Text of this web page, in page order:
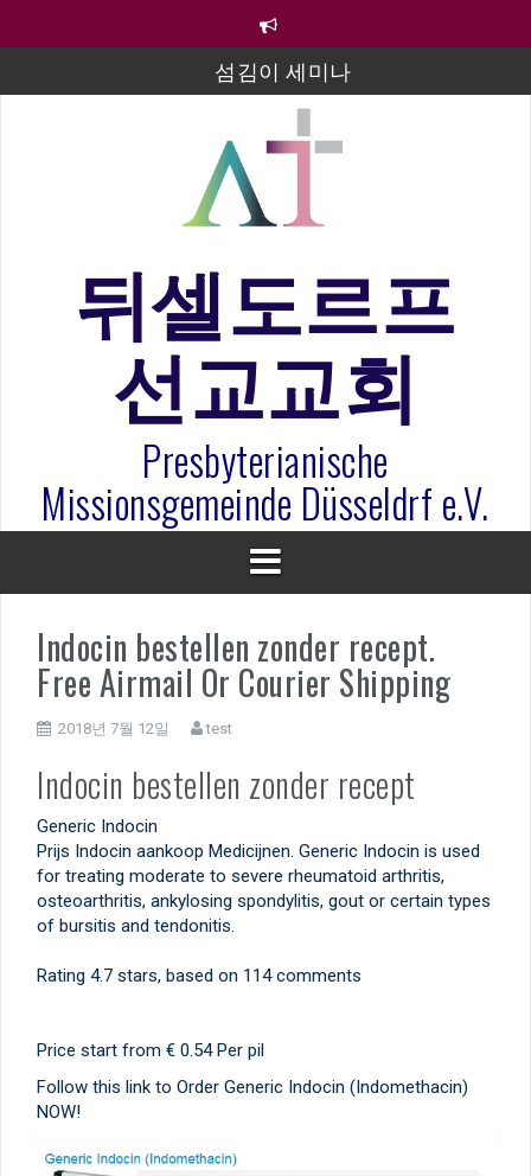
섬김이 세미나
김태희 자매 졸업연주
2023년 어린이 주일 유초등부 발표
라합3 나라 봉헌송
은퇴사-우선화 권사
20260322 주안에 가만히 머물기(요한복음 15:1-17) 손
훈목사
뒤셀도르프
선교교회
Presbyterianische
Missionsgemeinde Düsseldrf e.V.
Indocin bestellen zonder recept.
Free Airmail Or Courier Shipping
2018년 7월 12일 test
Indocin bestellen zonder recept
Generic Indocin
Prijs Indocin aankoop Medicijnen. Generic Indocin is used
for treating moderate to severe rheumatoid arthritis,
osteoarthritis, ankylosing spondylitis, gout or certain types
of bursitis and tendonitis.
Rating 4.7 stars, based on 114comments
Price start from € 0.54Per pil
Follow this link to Order Generic Indocin (Indomethacin)
NOW!